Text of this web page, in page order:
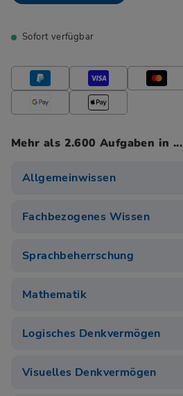
Sofort verfügbar
Mehr als 2.600 Aufgaben in ...
Allgemeinwissen
Fachbezogenes Wissen
Sprachbeherrschung
Mathematik
Logisches Denkvermögen
Visuelles Denkvermögen